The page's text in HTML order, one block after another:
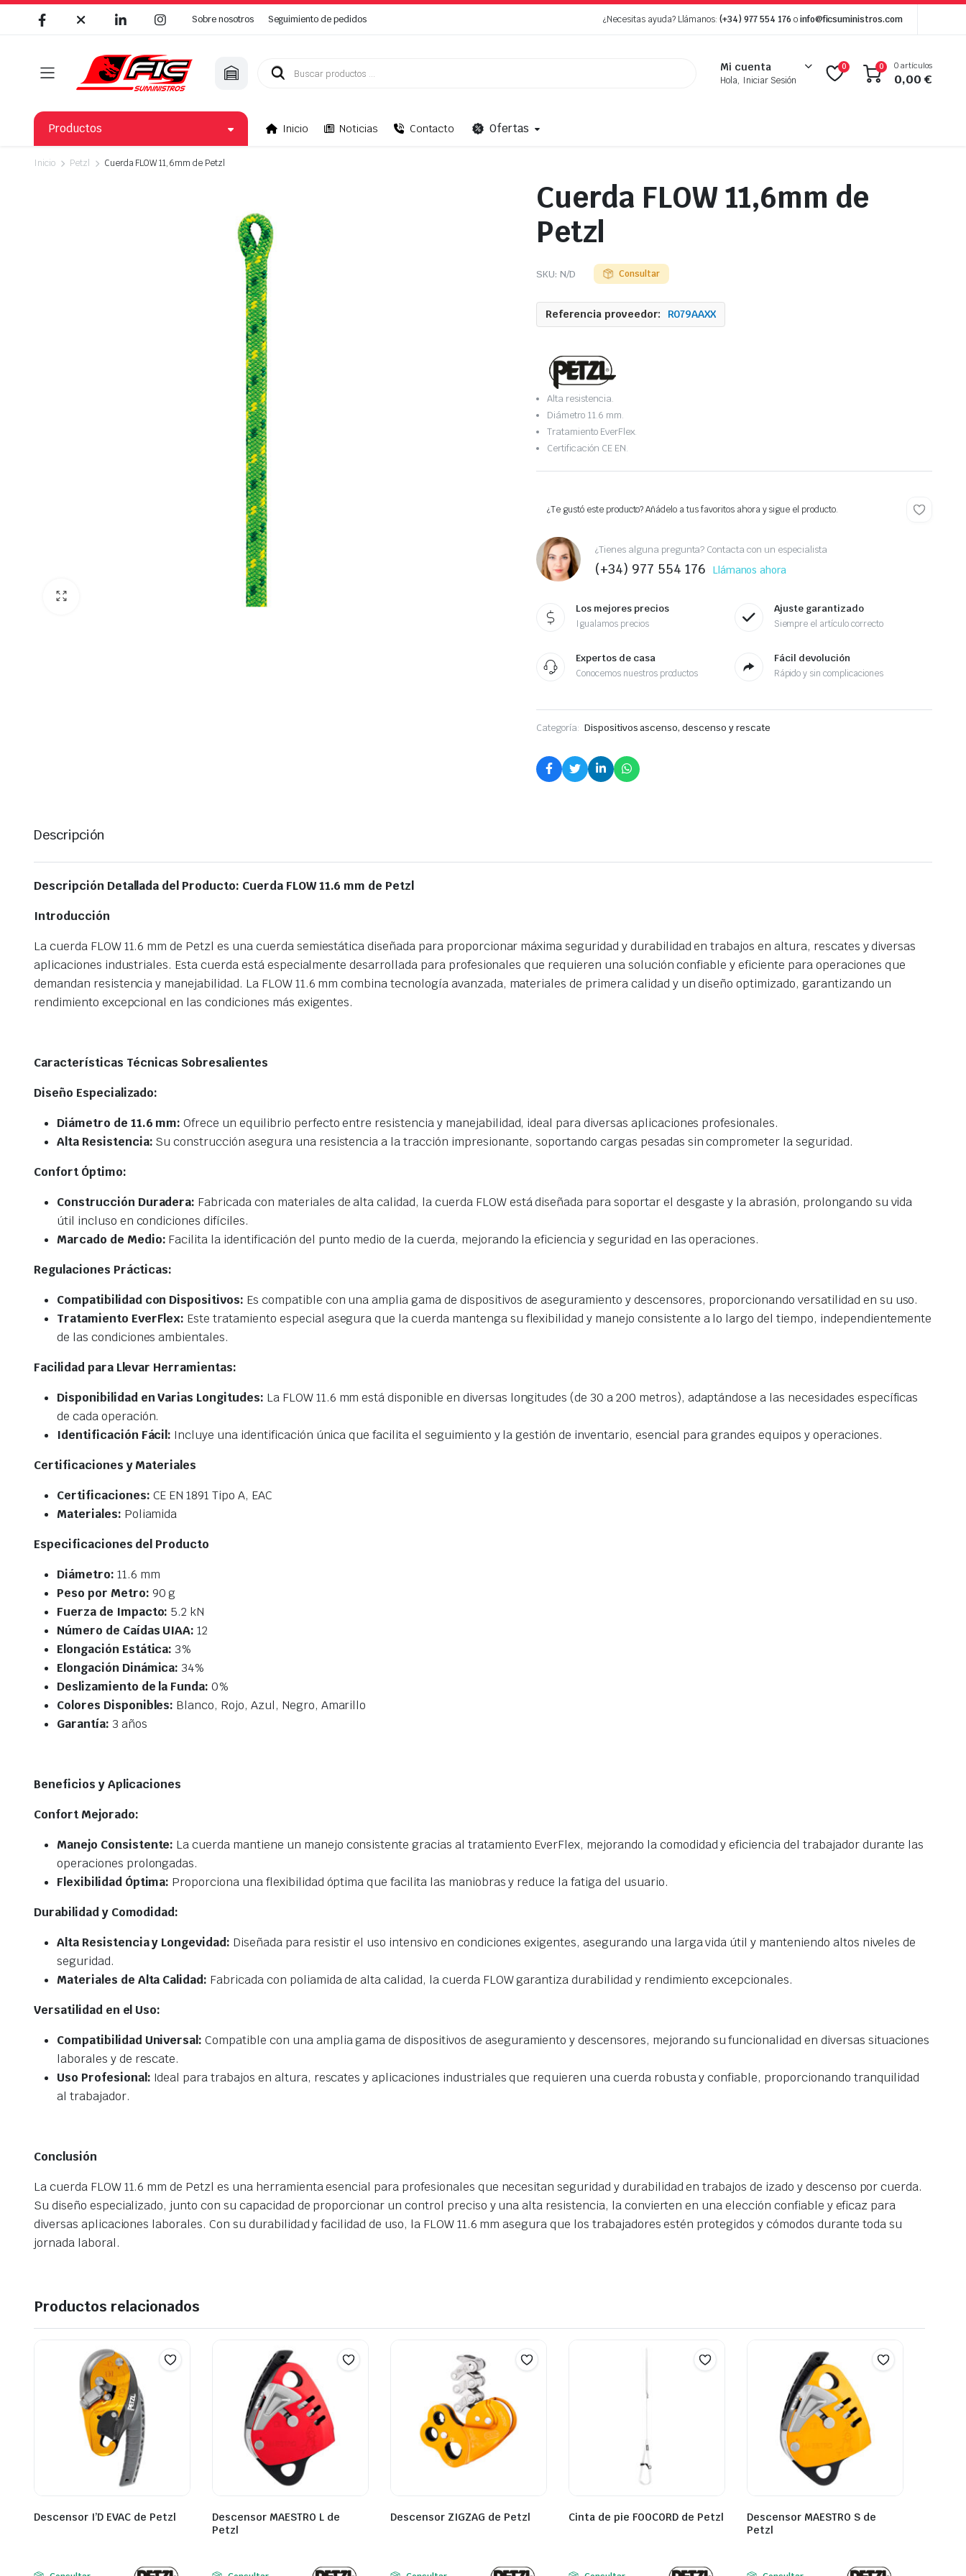
Sobre nosotros Seguimiento de pedidos ¿Necesitas ayuda? Llámanos:(+34) 977 554 176 oinfo@ficsuministros.com
Búsqueda
Mi cuenta
Hola, Iniciar Sesión
0 0 0 artículos
0,00€
Productos Inicio Noticias Contacto Ofertas
Inicio Petzl Cuerda FLOW 11,6mm de Petzl
Cuerda FLOW 11,6mm de
Petzl
SKU: N/D Consultar
Referencia proveedor: R079AAXX
Alta resistencia.
Diámetro 11.6 mm.
Tratamiento EverFlex.
Certificación CE EN.
¿Te gustó este producto? Añádelo a tus favoritos ahora y sigue el producto.
¿Tienes alguna pregunta? Contacta con un especialista
(+34) 977 554 176 Llámanos ahora
Los mejores precios
Igualamos precios
Ajuste garantizado
Siempre el artículo correcto
Expertos de casa
Conocemos nuestros productos
Fácil devolución
Rápido y sin complicaciones
Categoría: Dispositivos ascenso, descenso y rescate
Descripción
Descripción Detallada del Producto: Cuerda FLOW 11.6 mm de Petzl
Introducción
La cuerda FLOW 11.6 mm de Petzl es una cuerda semiestática diseñada para proporcionar máxima seguridad y durabilidad en trabajos en altura, rescates y diversas
aplicaciones industriales. Esta cuerda está especialmente desarrollada para profesionales que requieren una solución confiable y eficiente para operaciones que
demandan resistencia y manejabilidad. La FLOW 11.6 mm combina tecnología avanzada, materiales de primera calidad y un diseño optimizado, garantizando un
rendimiento excepcional en las condiciones más exigentes.
Características Técnicas Sobresalientes
Diseño Especializado:
Diámetro de 11.6 mm: Ofrece un equilibrio perfecto entre resistencia y manejabilidad, ideal para diversas aplicaciones profesionales.
Alta Resistencia: Su construcción asegura una resistencia a la tracción impresionante, soportando cargas pesadas sin comprometer la seguridad.
Confort Óptimo:
Construcción Duradera: Fabricada con materiales de alta calidad, la cuerda FLOW está diseñada para soportar el desgaste y la abrasión, prolongando su vida
útil incluso en condiciones difíciles.
Marcado de Medio: Facilita la identificación del punto medio de la cuerda, mejorando la eficiencia y seguridad en las operaciones.
Regulaciones Prácticas:
Compatibilidad con Dispositivos: Es compatible con una amplia gama de dispositivos de aseguramiento y descensores, proporcionando versatilidad en su uso.
Tratamiento EverFlex: Este tratamiento especial asegura que la cuerda mantenga su flexibilidad y manejo consistente a lo largo del tiempo, independientemente
de las condiciones ambientales.
Facilidad para Llevar Herramientas:
Disponibilidad en Varias Longitudes: La FLOW 11.6 mm está disponible en diversas longitudes (de 30 a 200 metros), adaptándose a las necesidades específicas
de cada operación.
Identificación Fácil: Incluye una identificación única que facilita el seguimiento y la gestión de inventario, esencial para grandes equipos y operaciones.
Certificaciones y Materiales
Certificaciones: CE EN 1891 Tipo A, EAC
Materiales: Poliamida
Especificaciones del Producto
Diámetro: 11.6 mm
Peso por Metro: 90 g
Fuerza de Impacto: 5.2 kN
Número de Caídas UIAA: 12
Elongación Estática: 3%
Elongación Dinámica: 34%
Deslizamiento de la Funda: 0%
Colores Disponibles: Blanco, Rojo, Azul, Negro, Amarillo
Garantía: 3 años
Beneficios y Aplicaciones
Confort Mejorado:
Manejo Consistente: La cuerda mantiene un manejo consistente gracias al tratamiento EverFlex, mejorando la comodidad y eficiencia del trabajador durante las
operaciones prolongadas.
Flexibilidad Óptima: Proporciona una flexibilidad óptima que facilita las maniobras y reduce la fatiga del usuario.
Durabilidad y Comodidad:
Alta Resistencia y Longevidad: Diseñada para resistir el uso intensivo en condiciones exigentes, asegurando una larga vida útil y manteniendo altos niveles de
seguridad.
Materiales de Alta Calidad: Fabricada con poliamida de alta calidad, la cuerda FLOW garantiza durabilidad y rendimiento excepcionales.
Versatilidad en el Uso:
Compatibilidad Universal: Compatible con una amplia gama de dispositivos de aseguramiento y descensores, mejorando su funcionalidad en diversas situaciones
laborales y de rescate.
Uso Profesional: Ideal para trabajos en altura, rescates y aplicaciones industriales que requieren una cuerda robusta y confiable, proporcionando tranquilidad
al trabajador.
Conclusión
La cuerda FLOW 11.6 mm de Petzl es una herramienta esencial para profesionales que necesitan seguridad y durabilidad en trabajos de izado y descenso por cuerda.
Su diseño especializado, junto con su capacidad de proporcionar un control preciso y una alta resistencia, la convierten en una elección confiable y eficaz para
diversas aplicaciones laborales. Con su durabilidad y facilidad de uso, la FLOW 11.6 mm asegura que los trabajadores estén protegidos y cómodos durante toda su
jornada laboral.
Productos relacionados
Descensor I’D EVAC de Petzl
Descensor MAESTRO L de
Petzl
Descensor ZIGZAG de Petzl Cinta de pie FOOCORD de Petzl
Descensor MAESTRO S de
Petzl